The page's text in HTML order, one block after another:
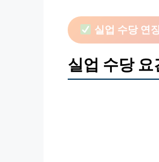
실업 수당 연
실업 수당